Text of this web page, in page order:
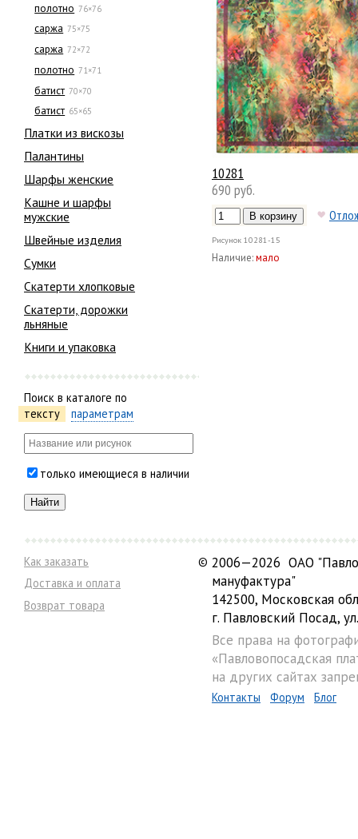
полотно 76×76
саржа 75×75
саржа 72×72
полотно 71×71
батист 70×70
батист 65×65
Платки из вискозы
Палантины
Шарфы женские
Кашне и шарфы
мужские
Швейные изделия
Сумки
Скатерти хлопковые
Скатерти, дорожки
льняные
Книги и упаковка
Поиск в каталоге по
тексту
параметрам
только имеющиеся в наличии
10281
690 руб.
Рисунок 10281-15
Наличие:мало
Как заказать
Доставка и оплата
Возврат товара
© 2006—2026 ОАО
мануфактура"
142500, Московская
г. Павловский Посад,
Все права на
«Павловопосадская
на других сайтах
Контакты Форум Блог